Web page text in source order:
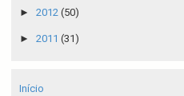
► 2012 (50)
► 2011 (31)
Início